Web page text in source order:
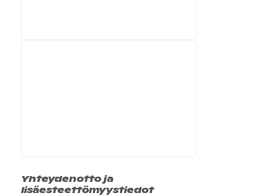
Yhteydenotto ja
lisäesteettömyystiedot